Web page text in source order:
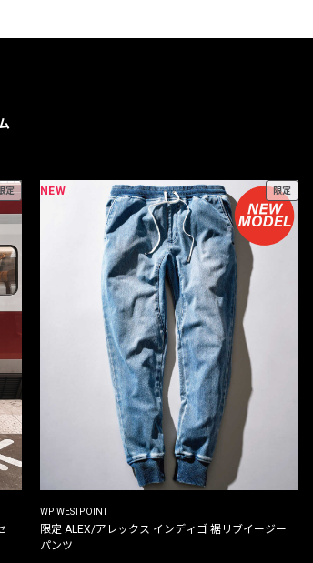
カスブランド
定 NEW 限定
WP WESTPOINT
限定 ALEX/アレックス インディゴ 裾リブイージー
パンツ